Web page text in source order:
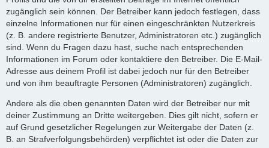
zugänglich sein können. Der Betreiber kann jedoch festlegen, dass
einzelne Informationen nur für einen eingeschränkten Nutzerkreis
(z. B. andere registrierte Benutzer, Administratoren etc.) zugänglich
sind. Wenn du Fragen dazu hast, suche nach entsprechenden
Informationen im Forum oder kontaktiere den Betreiber. Die E-Mail-
Adresse aus deinem Profil ist dabei jedoch nur für den Betreiber
und von ihm beauftragte Personen (Administratoren) zugänglich.
Andere als die oben genannten Daten wird der Betreiber nur mit
deiner Zustimmung an Dritte weitergeben. Dies gilt nicht, sofern er
auf Grund gesetzlicher Regelungen zur Weitergabe der Daten (z.
B. an Strafverfolgungsbehörden) verpflichtet ist oder die Daten zur